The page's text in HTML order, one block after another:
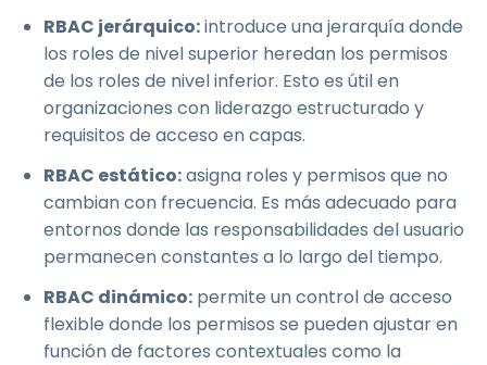
RBAC jerárquico:introduce una jerarquía donde
los roles de nivel superior heredan los permisos
de los roles de nivel inferior. Esto es útil en
organizaciones con liderazgo estructurado y
requisitos de acceso en capas.
RBAC estático:asigna roles y permisos que no
cambian con frecuencia. Es más adecuado para
entornos donde las responsabilidades del usuario
permanecen constantes a lo largo del tiempo.
RBAC dinámico: permite un control de acceso
flexible donde los permisos se pueden ajustar en
función de factores contextuales como la